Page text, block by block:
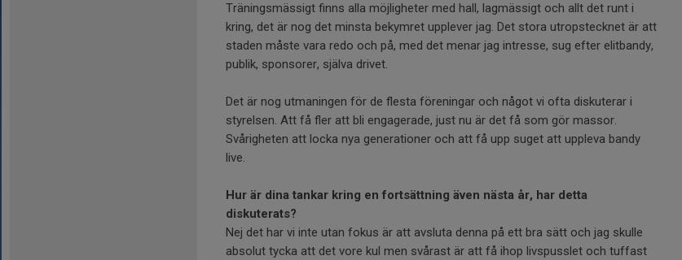
Träningsmässigt finns alla möjligheter med hall, lagmässigt och allt det runt i
kring, det är nog det minsta bekymret upplever jag. Det stora utropstecknet är att
staden måste vara redo och på, med det menar jag intresse, sug efter elitbandy,
publik, sponsorer, själva drivet.
Det är nog utmaningen för de flesta föreningar och något vi ofta diskuterar i
styrelsen. Att få fler att bli engagerade, just nu är det få som gör massor.
Svårigheten att locka nya generationer och att få upp suget att uppleva bandy
live.
Hur är dina tankar kring en fortsättning även nästa år, har detta
diskuterats?
Nej det har vi inte utan fokus är att avsluta denna på ett bra sätt och jag skulle
absolut tycka att det vore kul men svårast är att få ihop livspusslet och tuffast